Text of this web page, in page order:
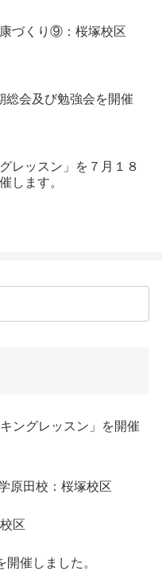
づくり⑨：桜塚校区
総会及び勉強会を開催
レッスン」を７月１８
します。
ングレッスン」を開催
原田校：桜塚校区
区
催しました。